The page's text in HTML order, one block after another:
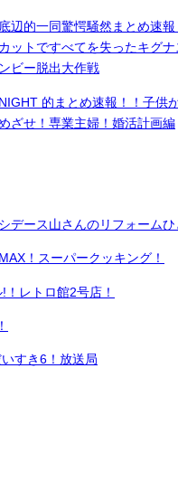
辺的一同驚愕騒然まとめ速
ットですべてを失ったキグ
ビー脱出大作戦
的まとめ速報！！子供
ざせ！専業主婦！婚活計画編
デース山さんのリフォームひ
！スーパークッキング！
レトロ館2号店！
すき6！放送局